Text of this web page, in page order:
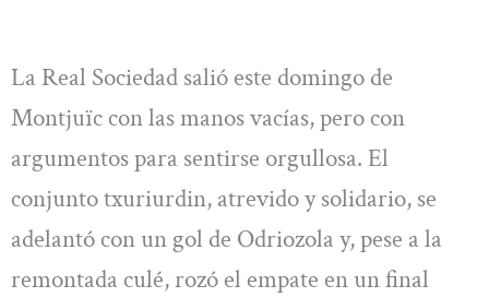
La Real Sociedad salió este domingo de
Montjuïc con las manos vacías, pero con
argumentos para sentirse orgullosa. El
conjunto txuriurdin, atrevido y solidario, se
adelantó con un gol de Odriozola y, pese a la
remontada culé, rozó el empate en un final